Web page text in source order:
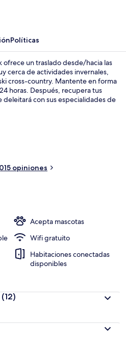
Políticas
un traslado desde/hacia las
cerca de actividades invernales,
cross-country. Mantente en forma
horas. Después, recupera tus
con sus especialidades de
destaca por su bar o
deli. Los esquiadores disfrutarán
equipos de ski. A otros visitantes
como el personal
opiniones
Acepta mascotas
Wifi gratuito
Habitaciones conectadas
disponibles
(12)